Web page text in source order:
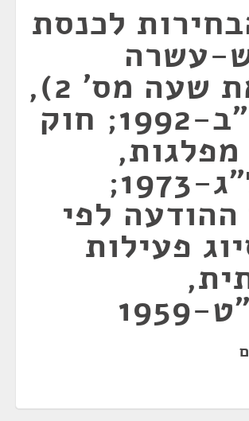
לכנסת
עשרה
(הוראת שעה מס' 2),
התשנ"ב-1992; חוק
מפלגות,
התשל"ג-1973;
ההודעה לפי
פעילות